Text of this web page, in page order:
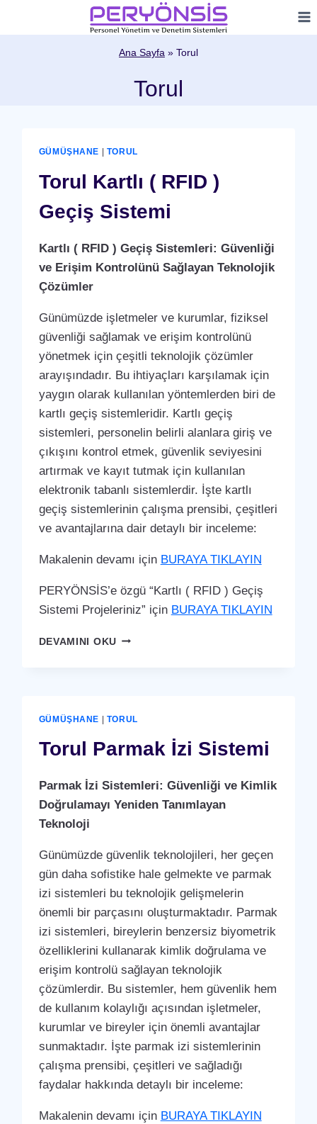
Ana Sayfa » Torul
Torul
GÜMÜŞHANE | TORUL
Torul Kartlı ( RFID )
Geçiş Sistemi
Kartlı ( RFID ) Geçiş Sistemleri: Güvenliği
ve Erişim Kontrolünü Sağlayan Teknolojik
Çözümler
Günümüzde işletmeler ve kurumlar, fiziksel
güvenliği sağlamak ve erişim kontrolünü
yönetmek için çeşitli teknolojik çözümler
arayışındadır. Bu ihtiyaçları karşılamak için
yaygın olarak kullanılan yöntemlerden biri de
kartlı geçiş sistemleridir. Kartlı geçiş
sistemleri, personelin belirli alanlara giriş ve
çıkışını kontrol etmek, güvenlik seviyesini
artırmak ve kayıt tutmak için kullanılan
elektronik tabanlı sistemlerdir. İşte kartlı
geçiş sistemlerinin çalışma prensibi, çeşitleri
ve avantajlarına dair detaylı bir inceleme:
Makalenin devamı için BURAYA TIKLAYIN
PERYÖNSİS’e özgü “Kartlı ( RFID ) Geçiş
Sistemi Projeleriniz” için BURAYA TIKLAYIN
DEVAMINI OKUTORUL
GÜMÜŞHANE | TORUL
Torul Parmak İzi Sistemi
Parmak İzi Sistemleri: Güvenliği ve Kimlik
Doğrulamayı Yeniden Tanımlayan
Teknoloji
Günümüzde güvenlik teknolojileri, her geçen
gün daha sofistike hale gelmekte ve parmak
izi sistemleri bu teknolojik gelişmelerin
önemli bir parçasını oluşturmaktadır. Parmak
izi sistemleri, bireylerin benzersiz biyometrik
özelliklerini kullanarak kimlik doğrulama ve
erişim kontrolü sağlayan teknolojik
çözümlerdir. Bu sistemler, hem güvenlik hem
de kullanım kolaylığı açısından işletmeler,
kurumlar ve bireyler için önemli avantajlar
sunmaktadır. İşte parmak izi sistemlerinin
çalışma prensibi, çeşitleri ve sağladığı
faydalar hakkında detaylı bir inceleme:
Makalenin devamı için BURAYA TIKLAYIN